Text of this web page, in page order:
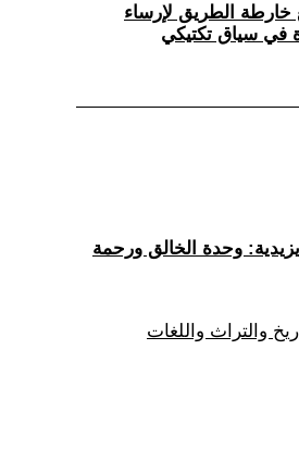
خارطة الطريق لإرساء
في سياق تكتيكي
وحدة الخالق ورحمة
والتراث واللغات